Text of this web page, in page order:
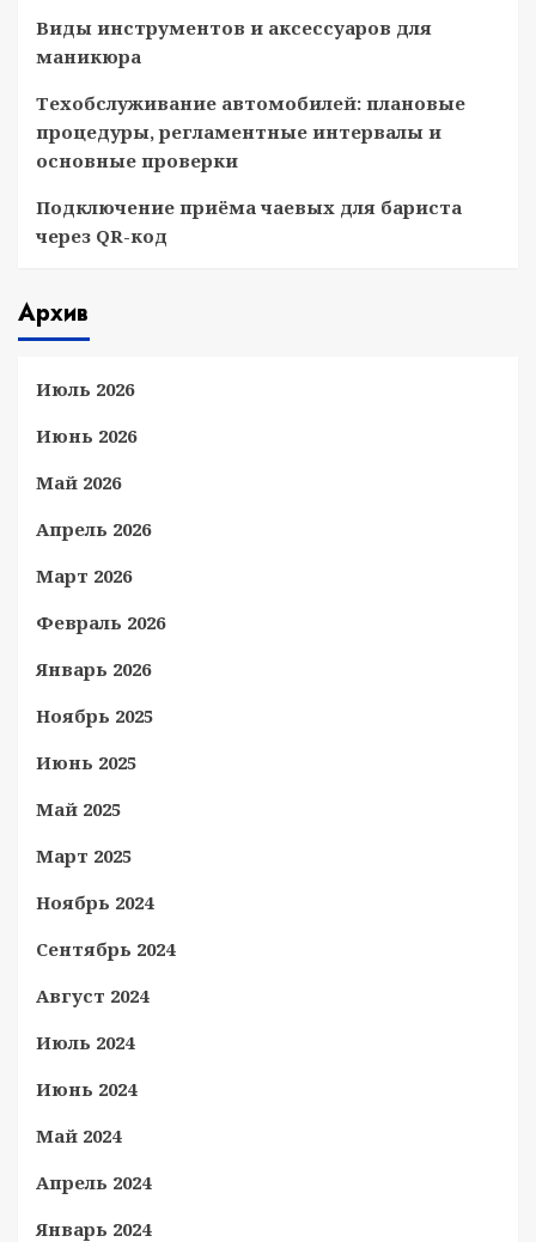
Виды инструментов и аксессуаров для
маникюра
Техобслуживание автомобилей: плановые
процедуры, регламентные интервалы и
основные проверки
Подключение приёма чаевых для бариста
через QR-код
Архив
Июль 2026
Июнь 2026
Май 2026
Апрель 2026
Март 2026
Февраль 2026
Январь 2026
Ноябрь 2025
Июнь 2025
Май 2025
Март 2025
Ноябрь 2024
Сентябрь 2024
Август 2024
Июль 2024
Июнь 2024
Май 2024
Апрель 2024
Январь 2024